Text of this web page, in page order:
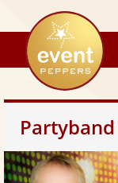
eventpeppers